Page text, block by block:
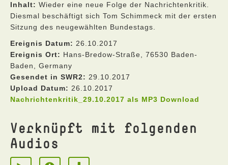
Inhalt: Wieder eine neue Folge der Nachrichtenkritik.
Diesmal beschäftigt sich Tom Schimmeck mit der ersten
Sitzung des neugewählten Bundestags.
Ereignis Datum: 26.10.2017
Ereignis Ort: Hans-Bredow-Straße, 76530 Baden-
Baden, Germany
Gesendet in SWR2: 29.10.2017
Upload Datum: 26.10.2017
Nachrichtenkritik_29.10.2017 als MP3 Download
Verknüpft mit folgenden
Audios